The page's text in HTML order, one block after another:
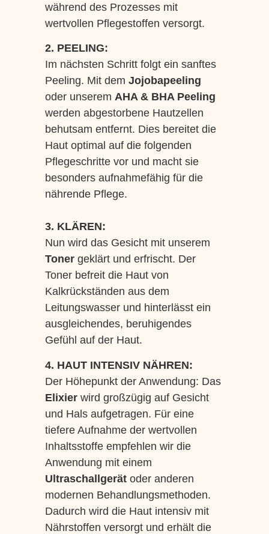
während des Prozesses mit
wertvollen Pflegestoffen versorgt.
2. PEELING:
Im nächsten Schritt folgt ein sanftes
Peeling. Mit dem Jojobapeeling
oder unserem AHA & BHA Peeling
werden abgestorbene Hautzellen
behutsam entfernt. Dies bereitet die
Haut optimal auf die folgenden
Pflegeschritte vor und macht sie
besonders aufnahmefähig für die
nährende Pflege.
3. KLÄREN:
Nun wird das Gesicht mit unserem
Tonergeklärt und erfrischt. Der
Toner befreit die Haut von
Kalkrückständen aus dem
Leitungswasser und hinterlässt ein
ausgleichendes, beruhigendes
Gefühl auf der Haut.
4. HAUT INTENSIV NÄHREN:
Der Höhepunkt der Anwendung: Das
Elixierwird großzügig auf Gesicht
und Hals aufgetragen. Für eine
tiefere Aufnahme der wertvollen
Inhaltsstoffe empfehlen wir die
Anwendung mit einem
Ultraschallgerätoder anderen
modernen Behandlungsmethoden.
Dadurch wird die Haut intensiv mit
Nährstoffen versorgt und erhält die